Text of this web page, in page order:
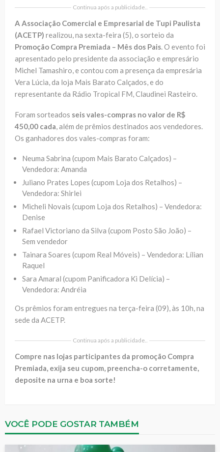
Continua após a publicidade..
A Associação Comercial e Empresarial de Tupi Paulista
(ACETP) realizou, na sexta-feira (5), o sorteio da
Promoção Compra Premiada – Mês dos Pais. O evento foi
apresentado pelo presidente da associação e empresário
Michel Tamashiro, e contou com a presença da empresária
Vera Lúcia, da loja Mais Barato Calçados, e do
representante da Rádio Tropical FM, Claudinei Rasteiro.
Foram sorteados seis vales-compras no valor de R$
450,00 cada, além de prêmios destinados aos vendedores.
Os ganhadores dos vales-compras foram:
Neuma Sabrina (cupom Mais Barato Calçados) –
Vendedora: Amanda
Juliano Prates Lopes (cupom Loja dos Retalhos) –
Vendedora: Shirlei
Micheli Novais (cupom Loja dos Retalhos) – Vendedora:
Denise
Rafael Victoriano da Silva (cupom Posto São João) –
Sem vendedor
Tainara Soares (cupom Real Móveis) – Vendedora: Lílian
Raquel
Sara Amaral (cupom Panificadora Ki Delícia) –
Vendedora: Andréia
Os prêmios foram entregues na terça-feira (09), às 10h, na
sede da ACETP.
Continua após a publicidade..
Compre nas lojas participantes da promoção Compra
Premiada, exija seu cupom, preencha-o corretamente,
deposite na urna e boa sorte!
VOCÊ PODE GOSTAR TAMBÉM